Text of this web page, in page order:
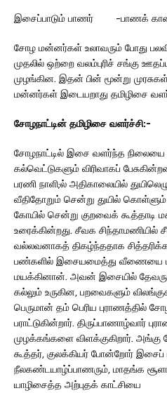
இசைப்பாடும் பாணர் -பாணக்
சோழ மன்னர்கள் உலாவரும் போது
முதலில் ஒற்றை வலம்புரிச் சங்கு
முழங்கின. இதன் பின் மூன்று
மன்னர்கள் இடையறாது தமிழிசை
சோழநாட்டின்தமிழிசைவளர்ச்சி:-
சோழநாட்டில் இசை வளர்ந்த
கல்வெட்டுகளும் விரிவாகப்
பரணி நாளி;ல் அதிகாலையில்
வீதிதோறும் சென்று துயில் கொள்ளும்
கோயில் சென்று குறவைக் கூத்தாடி
உரைக்கின்றது. சீவக
வல்லவனாகத் திகழ்ந்ததாக
பண்களில் இசையமைத்து வீணையை
மயக்கினான். அவன் இசையில்
கல்லும் உருகின, பறவைகளும்
பெருமான் தம் பெரிய புராணத்தில்
பராட்டுகின்றார். திருப்பாணாழ்வார்
முழக்கங்களை விளக்குகிறார். அங்கு
கூத்தர், குலக்கியர் போன்றோர் இசைப்
நீலகண்டயாழ்ப்பாணரும், மாதங்க
யாழிசைத்த அற்புதக் காட்சியை